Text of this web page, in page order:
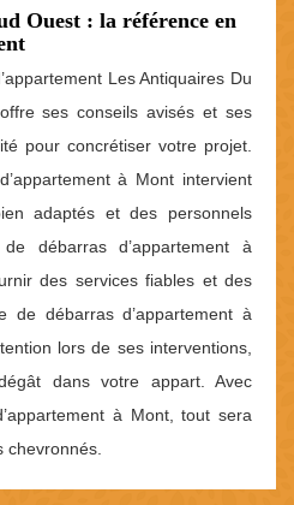
Ouest : la référence en
Les Antiquaires Du
ses conseils avisés et ses
pour concrétiser votre projet.
à Mont intervient
adaptés et des personnels
de débarras d’appartement à
des services fiables et des
de débarras d’appartement à
lors de ses interventions,
dans votre appart. Avec
à Mont, tout sera
chevronnés.